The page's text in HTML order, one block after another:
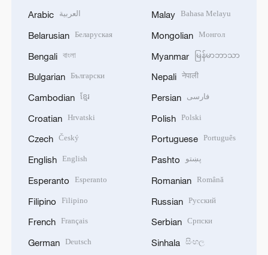
Arabic العربية
Belarusian Беларуская
Bengali বাংলা
Bulgarian Български
Cambodian ខ្មែរ
Croatian Hrvatski
Czech Český
English English
Esperanto Esperanto
Filipino Filipino
French Français
German Deutsch
Malay Bahasa Melayu
Mongolian Монгол
Myanmar မြန်မာဘာသာ
Nepali नेपाली
Persian فارسی
Polish Polski
Portuguese Português
Pashto پښتو
Romanian Română
Russian Русский
Serbian Српски
Sinhala සිංහල